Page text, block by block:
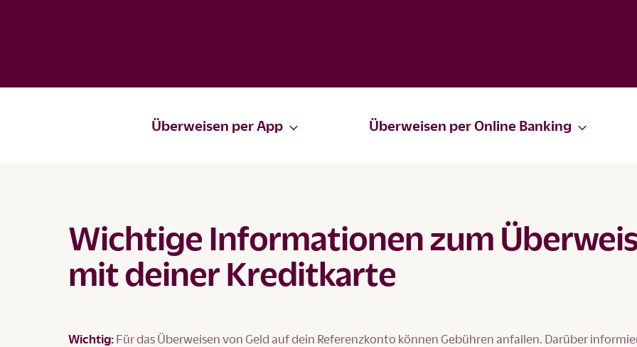
Überweisen per App Überweisen per Online Banking
Wichtige Informationen zum
mit deiner Kreditkarte
Wichtig: Für das Überweisen von Geld auf dein Referenzkonto können Gebühren anfallen. Darüber